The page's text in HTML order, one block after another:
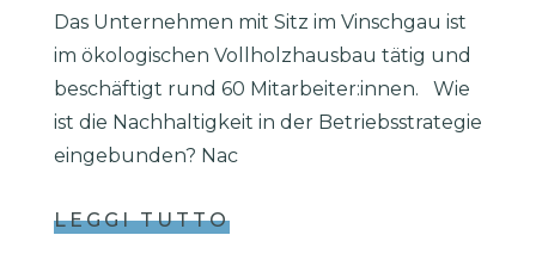
Das Unternehmen mit Sitz im Vinschgau ist
im ökologischen Vollholzhausbau tätig und
beschäftigt rund 60 Mitarbeiter:innen. Wie
ist die Nachhaltigkeit in der Betriebsstrategie
eingebunden? Nac
LEGGI TUTTO